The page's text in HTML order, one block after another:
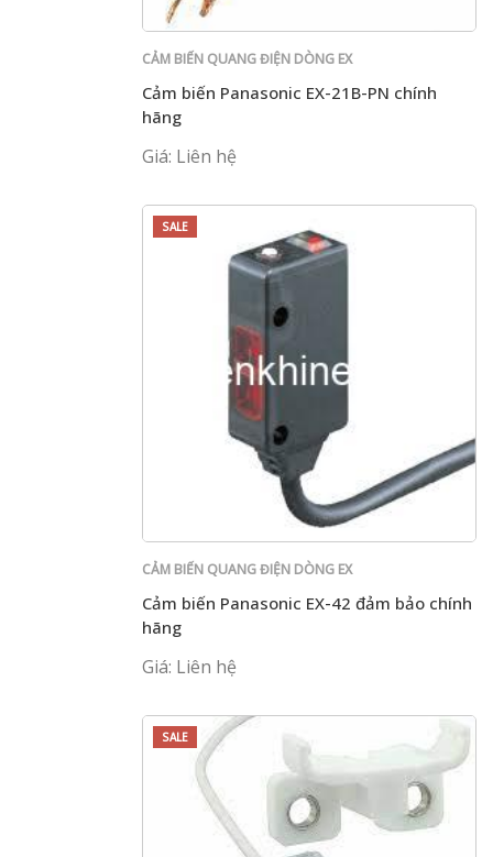
CẢM BIẾN QUANG ĐIỆN DÒNG EX
Cảm biến Panasonic EX-21B-PN chính
hãng
Giá: Liên hệ
SALE
CẢM BIẾN QUANG ĐIỆN DÒNG EX
Cảm biến Panasonic EX-42 đảm bảo chính
hãng
Giá: Liên hệ
SALE